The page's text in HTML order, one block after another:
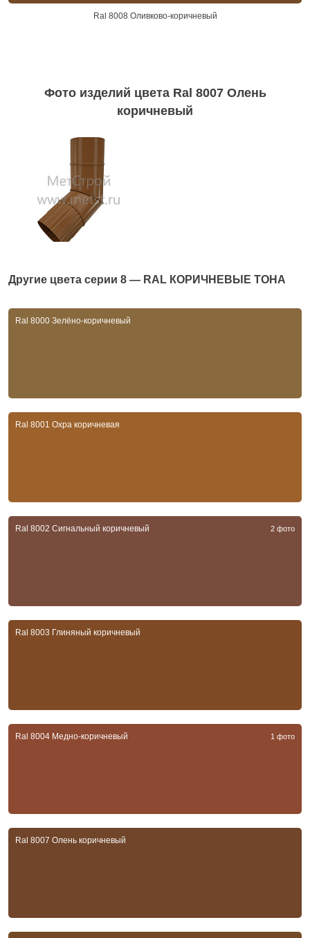
Ral 8008 Оливково-коричневый
Фото изделий цвета Ral 8007 Олень
коричневый
Другие цвета серии 8 — RAL КОРИЧНЕВЫЕ ТОНА
Ral 8000 Зелёно-коричневый
Ral 8001 Охра коричневая
Ral 8002 Сигнальный коричневый 2 фото
Ral 8003 Глиняный коричневый
Ral 8004 Медно-коричневый 1 фото
Ral 8007 Олень коричневый